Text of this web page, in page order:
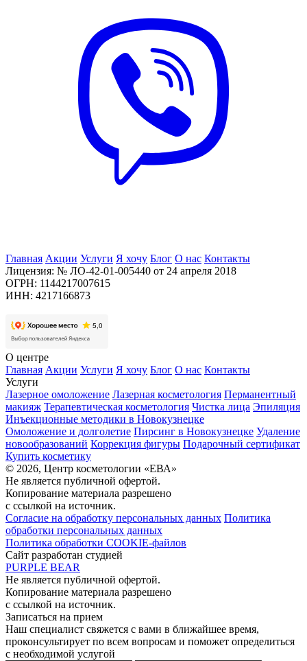
Главная Акции Услуги Я хочу Блог О нас Контакты
Лицензия: № ЛО-42-01-005440 от 24 апреля 2018
ОГРН: 1144217007615
ИНН: 4217166873
О центре
Главная Акции Услуги Я хочу Блог О нас Контакты
Услуги
Лазерное омоложение Лазерная косметология Перманентный
макияж Терапевтическая косметология Чистка лица Эпиляция
Инъекционные методики в Новокузнецке
Омоложение и долголетие Пирсинг в Новокузнецке Удаление
новообразований Коррекция фигуры Подарочный сертификат
Купить косметику
© 2026, Центр косметологии «ЕВА»
Не является публичной офертой.
Копирование материала разрешено
с ссылкой на источник.
Согласие на обработку персональных данных Политика
обработки персональных данных
Политика обработки COOKIE-файлов
Сайт разработан студией
PURPLE BEAR
Не является публичной офертой.
Копирование материала разрешено
с ссылкой на источник.
Записаться на прием
Наш специалист свяжется с вами в ближайшее время,
проконсультирует по всем вопросам и поможет определиться
с необходимой услугой